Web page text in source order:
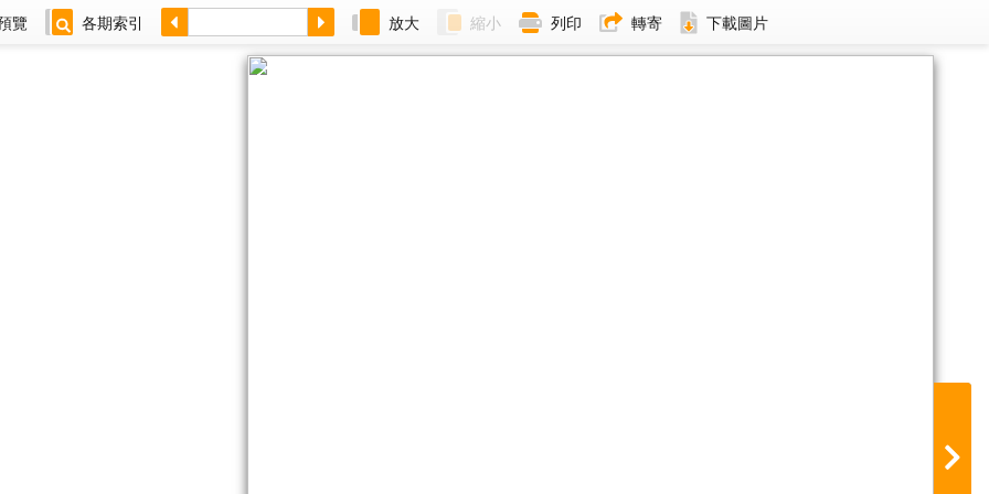
覽 各期索引 放大 縮小 列印 轉寄 下載圖片